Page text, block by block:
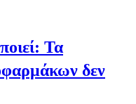
Τα
δεν